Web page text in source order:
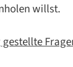
willst.